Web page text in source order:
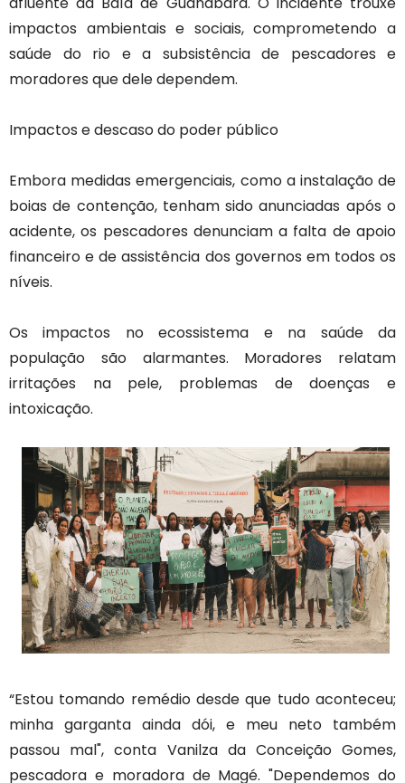
impactos ambientais e sociais, comprometendo a
saúde do rio e a subsistência de pescadores e
moradores que dele dependem.
Impactos e descaso do poder público
Embora medidas emergenciais, como a instalação de
boias de contenção, tenham sido anunciadas após o
acidente, os pescadores denunciam a falta de apoio
financeiro e de assistência dos governos em todos os
níveis.
Os impactos no ecossistema e na saúde da
população são alarmantes. Moradores relatam
irritações na pele, problemas de doenças e
intoxicação.
“Estou tomando remédio desde que tudo aconteceu;
minha garganta ainda dói, e meu neto também
passou mal", conta Vanilza da Conceição Gomes,
pescadora e moradora de Magé. "Dependemos do